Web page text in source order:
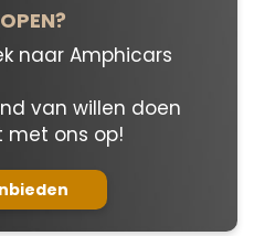
naar Amphicars
van willen doen
ons op!